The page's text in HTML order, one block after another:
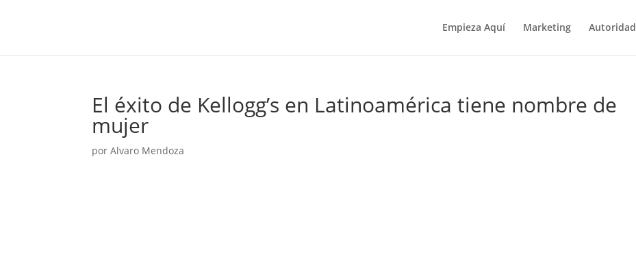
Empieza Aquí Marketing Autoridad
El éxito de Kellogg’s en Latinoamérica tiene nombre de
mujer
porAlvaro Mendoza